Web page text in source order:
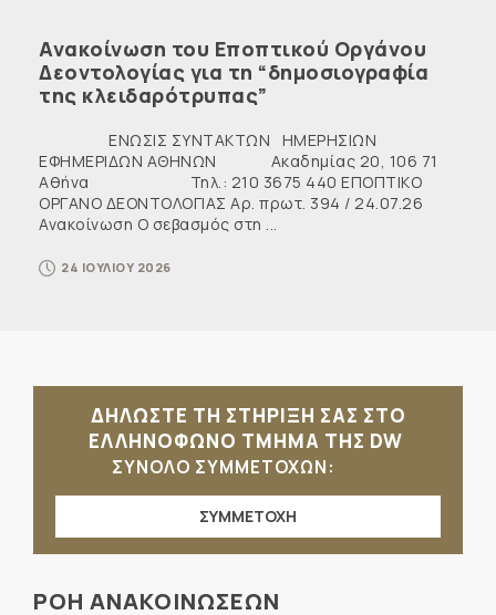
Ανακοίνωση του Εποπτικού Οργάνου
Δεοντολογίας για τη “δημοσιογραφία
της κλειδαρότρυπας”
ΕΝΩΣΙΣ ΣΥΝΤΑΚΤΩΝ ΗΜΕΡΗΣΙΩΝ
ΕΦΗΜΕΡΙΔΩΝ ΑΘΗΝΩΝ Ακαδημίας 20, 106 71
Αθήνα Τηλ.: 210 3675 440 ΕΠΟΠΤΙΚΟ
ΟΡΓΑΝΟ ΔΕΟΝΤΟΛΟΓΙΑΣ Αρ. πρωτ. 394 / 24.07.26
Ανακοίνωση Ο σεβασμός στη ...
24 ΙΟΥΛΙΟΥ 2026
ΔΗΛΩΣΤΕ ΤΗ ΣΤΗΡΙΞΗ ΣΑΣ ΣΤΟ
ΕΛΛΗΝΟΦΩΝΟ ΤΜΗΜΑ ΤΗΣ DW
ΣΥΝΟΛΟ ΣΥΜΜΕΤΟΧΩΝ:
ΣΥΜΜΕΤΟΧΗ
ΡΟΗ ΑΝΑΚΟΙΝΩΣΕΩΝ